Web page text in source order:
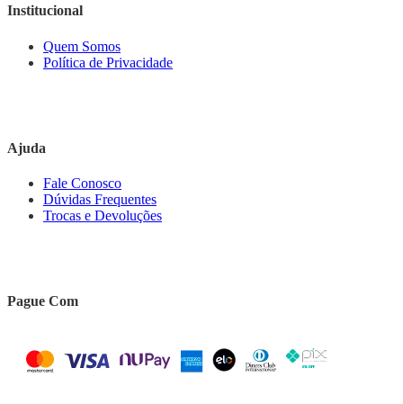
Institucional
Quem Somos
Política de Privacidade
Ajuda
Fale Conosco
Dúvidas Frequentes
Trocas e Devoluções
Pague Com